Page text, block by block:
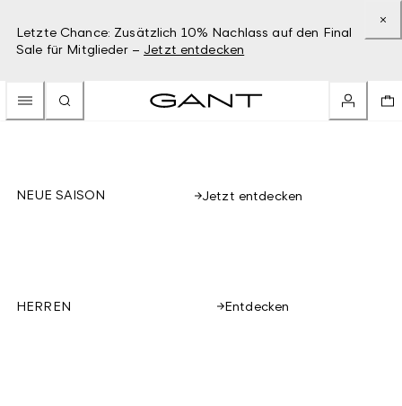
Letzte Chance: Zusätzlich 10% Nachlass auf den Final
Sale für Mitglieder – Jetzt entdecken
NEUE SAISON Jetzt entdecken
HERREN Entdecken